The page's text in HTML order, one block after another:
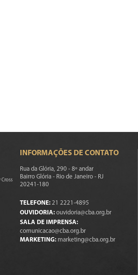
Cross
INFORMAÇÕES DE CONTATO
Rua da Glória, 290 - 8º andar
Bairro Glória - Rio de Janeiro - RJ
20241-180
TELEFONE: 21 2221-4895
OUVIDORIA: ouvidoria@cba.org.br
SALA DE IMPRENSA:
comunicacao@cba.org.br
MARKETING: marketing@cba.org.br